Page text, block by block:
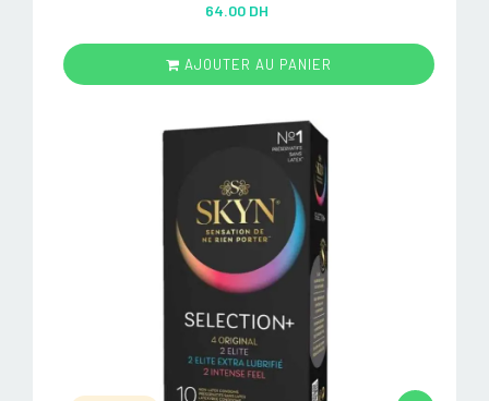
out of 5
64.00 DH
AJOUTER AU PANIER